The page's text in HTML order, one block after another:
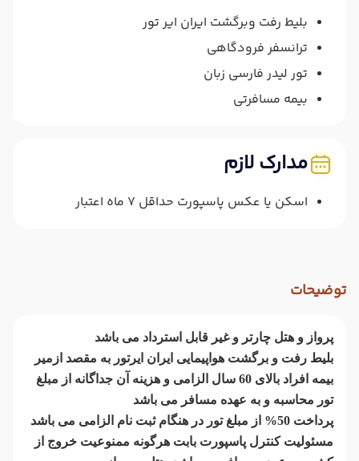
بلیط رفت وبرگشت ایران ایر تور
ترانسفر فرودگاهی
تور لیدر فارسی زبان
بیمه مسافرتی
مدارک لازم
اسکن یا عکس پاسپورت حداقل 7 ماه اعتبار
توضیحات
پرواز و هتل چارتر و غیر قابل استرداد می باشد
بلیط رفت و برگشت هواپیمایی ایران ایرتور به مقصد ازمیر
بیمه افراد بالای 60 سال الزامی و هزینه آن جداگانه از مبلغ
تور محاسبه و به عهده مسافر می باشد
پرداخت 50% از مبلغ تور در هنگام ثبت نام الزامی می باشد
مسئولیت کنترل پاسپورت بابت هرگونه ممنوعیت خروج از